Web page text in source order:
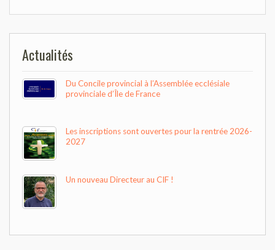
l’article
Actualités
Du Concile provincial à l’Assemblée ecclésiale
provinciale d’Île de France
Les inscriptions sont ouvertes pour la rentrée 2026-
2027
Un nouveau Directeur au CIF !